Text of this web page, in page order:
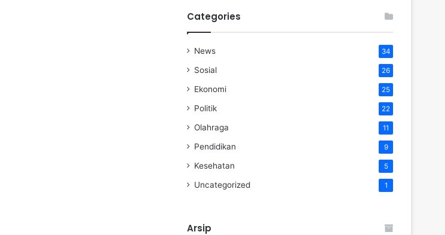
Categories
News 34
Sosial 26
Ekonomi 25
Politik 22
Olahraga 11
Pendidikan 9
Kesehatan 5
Uncategorized 1
Arsip